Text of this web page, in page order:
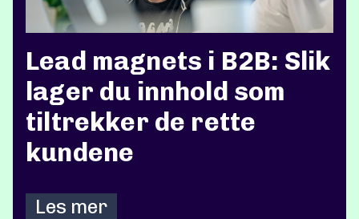
Lead magnets i B2B: Slik
lager du innhold som
tiltrekker de rette
kundene
Les mer